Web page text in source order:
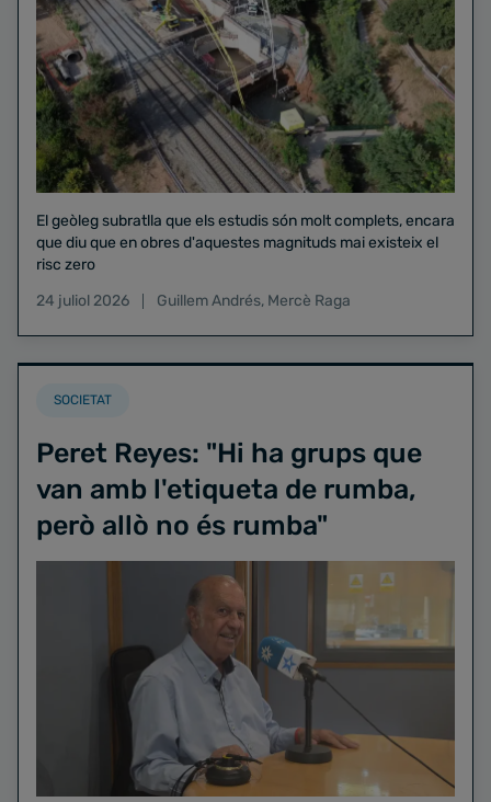
El geòleg subratlla que els estudis són molt complets, encara
que diu que en obres d'aquestes magnituds mai existeix el
risc zero
24 juliol 2026
Guillem Andrés, Mercè Raga
SOCIETAT
Peret Reyes: "Hi ha grups que
van amb l'etiqueta de rumba,
però allò no és rumba"